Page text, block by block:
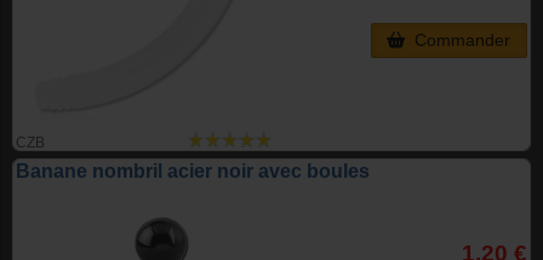
CZB
Commander
Banane nombril acier noir avec boules
1,20 €